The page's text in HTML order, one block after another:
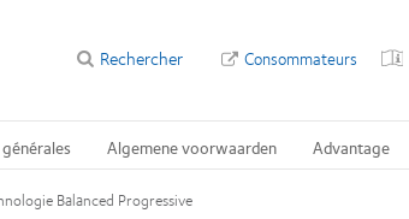
Consommateurs
Rechercher
Algemene voorwaarden Advantage
Balanced Progressive